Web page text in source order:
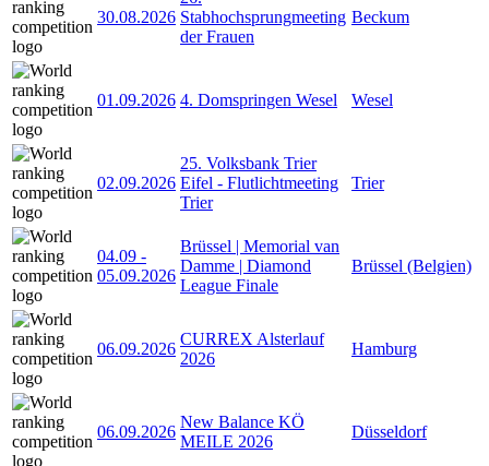
30.08.2026 Stabhochsprungmeeting
der Frauen
Beckum
01.09.2026 4. Domspringen Wesel Wesel
02.09.2026
25. Volksbank Trier
Eifel - Flutlichtmeeting
Trier
Trier
04.09 -
05.09.2026
Brüssel | Memorial van
Damme | Diamond
League Finale
Brüssel (Belgien)
06.09.2026
CURREX Alsterlauf
2026
Hamburg
06.09.2026
New Balance KÖ
MEILE 2026
Düsseldorf